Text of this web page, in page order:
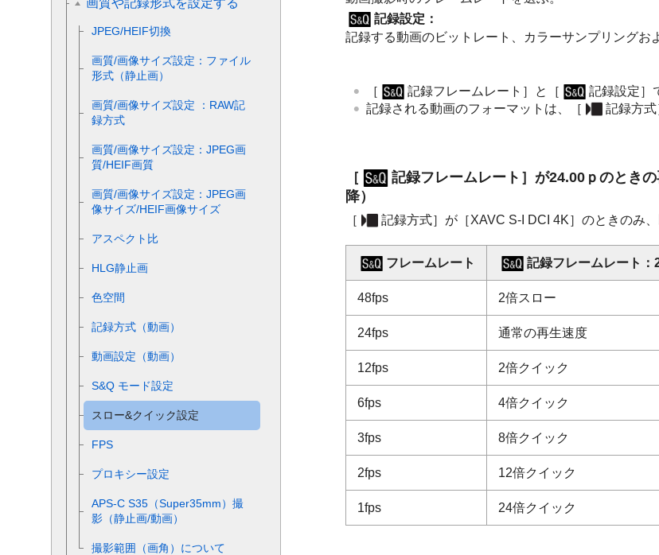
記録設定 ：
記録する動画のビットレート、カラーサンプリングお
［ 記録フレームレート］ と ［ 記録設定］
記録される動画のフォーマットは、
［ 記録方式
［ 記録フレームレート］ が24.00ｐのとき
降）
［ 記録方式］ が［XAVC S-I DCI 4K］ のときのみ
フレームレート 記録フレームレート ：
48fps 2倍スロー
24fps 通常の再生速度
12fps 2倍クイック
6fps 4倍クイック
3fps 8倍クイック
2fps 12倍クイック
1fps 24倍クイック
画質や記録形式を設定する
JPEG/HEIF切換
画質/画像サイズ設定 ： ファイル
形式 （静止画）
画質/画像サイズ設定 ： RAW記
録方式
画質/画像サイズ設定 ： JPEG画
質/HEIF画質
画質/画像サイズ設定 ： JPEG画
像サイズ/HEIF画像サイズ
アスペクト比
HLG静止画
色空間
記録方式（動画）
動画設定 （動画）
S&Q モード設定
スロー&クイック設定
FPS
プロキシー設定
APS-C S35（Super35mm）撮
影（静止画/動画）
撮影範囲（画角）について